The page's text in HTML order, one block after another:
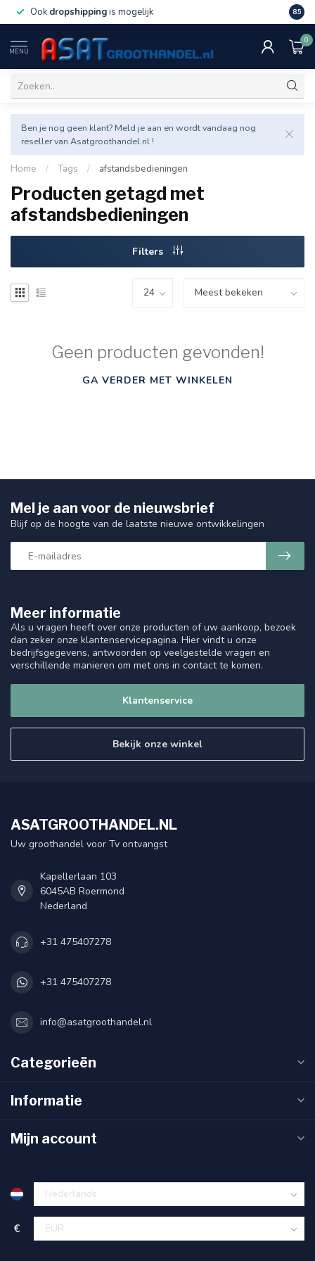
Ook dropshippingis mogelijk Veel
8.5
MENU
0
Ben je nog geen klant? Meld je aan en wordt vandaag nog
reseller van Asatgroothandel.nl !
Home / Tags / afstandsbedieningen
Producten getagd met
afstandsbedieningen
Filters
Geen producten gevonden!
GA VERDER MET WINKELEN
Meer informatie
Als u vragen heeft over onze producten of uw aankoop, bezoek
dan zeker onze klantenservicepagina. Hier vindt u onze
bedrijfsgegevens, antwoorden op veelgestelde vragen en
verschillende manieren om met ons in contact te komen.
Klantenservice
Bekijk onze winkel
Mel je aan voor de nieuwsbrief
Blijf op de hoogte van de laatste nieuwe ontwikkelingen
ASATGROOTHANDEL.NL
Uw groothandel voor Tv ontvangst
Kapellerlaan 103
6045AB Roermond
Nederland
+31 475407278
+31 475407278
info@asatgroothandel.nl
Categorieën
Informatie
Mijn account
€